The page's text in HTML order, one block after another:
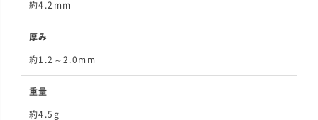
約4.2mm
厚み
約1.2～2.0mm
重量
約4.5g